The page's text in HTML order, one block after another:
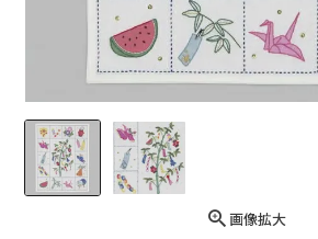
画像拡大